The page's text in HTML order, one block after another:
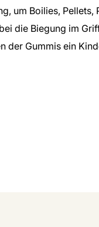
um Boilies,
die Biegung im
der Gummis ein